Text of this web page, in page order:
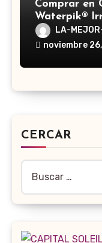
Comprar en
Waterpik®
LA-
noviembre
CERCAR